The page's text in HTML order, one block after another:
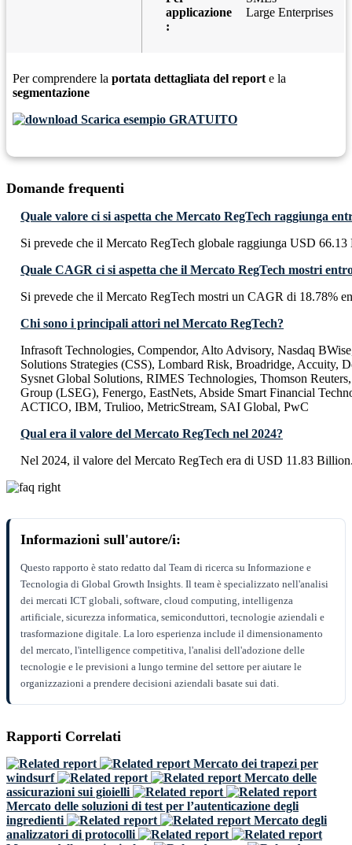
applicazione
:
Large Enterprises
Per comprendere la portata dettagliata del report e la
segmentazione
Scarica esempio GRATUITO
Domande frequenti
Quale valore ci si aspetta che Mercato RegTech raggiunga
Si prevede che il Mercato RegTech globale raggiunga USD
Quale CAGR ci si aspetta che il Mercato RegTech mostri
Si prevede che il Mercato RegTech mostri un CAGR di 18.78%
Chi sono i principali attori nel Mercato RegTech?
Infrasoft Technologies, Compendor, Alto Advisory, Nasdaq
Solutions Strategies (CSS), Lombard Risk, Broadridge, Accuity,
Sysnet Global Solutions, RIMES Technologies, Thomson
Group (LSEG), Fenergo, EastNets, Abside Smart Financial
ACTICO, IBM, Trulioo, MetricStream, SAI Global, PwC
Qual era il valore del Mercato RegTech nel 2024?
Nel 2024, il valore del Mercato RegTech era di USD 11.83
Informazioni sull'autore/i:
Questo rapporto è stato redatto dal Team di ricerca su Informazione e
Tecnologia di Global Growth Insights. Il team è specializzato nell'analisi
dei mercati ICT globali, software, cloud computing, intelligenza
artificiale, sicurezza informatica, semiconduttori, tecnologie aziendali e
trasformazione digitale. La loro esperienza include il dimensionamento
del mercato, l'intelligence competitiva, l'analisi dell'adozione delle
tecnologie e le previsioni a lungo termine del settore per aiutare le
organizzazioni a prendere decisioni aziendali basate sui dati.
Rapporti Correlati
Mercato dei trapezi per
windsurf
Mercato delle
assicurazioni sui gioielli
Mercato delle soluzioni di test per l’autenticazione degli
ingredienti
Mercato degli
analizzatori di protocolli